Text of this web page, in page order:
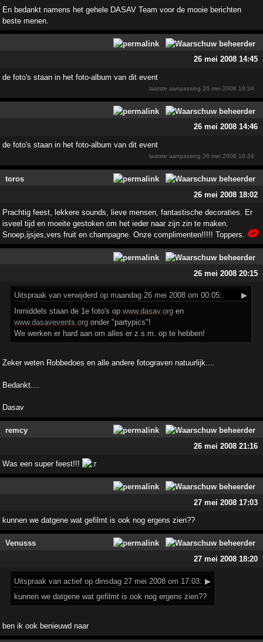
En bedankt namens het gehele DASAV Team voor de mooie berichten
beste menen.
26 mei 2008 14:45
de foto's staan in het foto-album van dit event
laatste aanpassing26 mei 2008 19:34
26 mei 2008 14:46
de foto's staan in het foto-album van dit event
laatste aanpassing26 mei 2008 19:34
toros
26 mei 2008 18:02
Prachtig feest, lekkere sounds, lieve mensen, fantastische decoraties. Er
isveel tijd en moeite gestoken om het ieder naar zijn zin te maken.
Snoep,ijsjes,vers fruit en champagne. Onze complimenten!!!!! Toppers.
26 mei 2008 20:15
Uitspraak van verwijderd op maandag 26 mei 2008 om 00:05:
▶
Inmiddels staan de 1e foto's opwww.dasav.org en
www.dasavevents.org onder "partypics"!
We werken er hard aan om alles er z.s.m. op te hebben!
Zeker weten Robbedoes en alle andere fotograven natuurlijk....
Bedankt....
Dasav
remcy
26 mei 2008 21:16
Was een super feest!!!
27 mei 2008 17:03
kunnen we datgene wat gefilmt is ook nog ergens zien??
Venusss
27 mei 2008 18:20
Uitspraak van actief op dinsdag 27 mei 2008 om 17:03: ▶
kunnen we datgene wat gefilmt is ook nog ergens zien??
ben ik ook benieuwd naar